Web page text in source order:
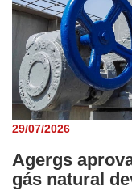
29/07/2026
Agergs
gás natural